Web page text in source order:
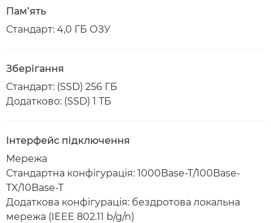
Пам’ять
Стандарт: 4,0 ГБ ОЗУ
Зберігання
Стандарт: (SSD) 256 ГБ
Додатково: (SSD) 1 ТБ
Інтерфейс підключення
Мережа
Стандартна конфігурація: 1000Base-T/100Base-
TX/10Base-T
Додаткова конфігурація: бездротова локальна
мережа (IEEE 802.11 b/g/n)